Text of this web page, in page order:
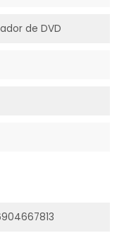
de DVD